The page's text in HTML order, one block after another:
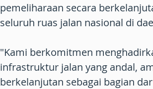
pemeliharaan secara
seluruh ruas jalan nasional di
"Kami berkomitmen
infrastruktur jalan yang andal,
berkelanjutan sebagai bagian